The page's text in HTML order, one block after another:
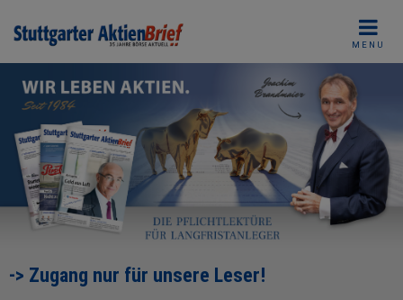
MENU
-> Zugang nur für unsere Leser!